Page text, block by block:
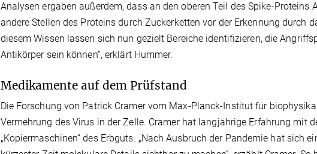
Analysen ergaben außerdem, dass an den oberen Teil des Spike-Proteins
andere Stellen des Proteins durch Zuckerketten vor der Erkennung durch
diesem Wissen lassen sich nun gezielt Bereiche identifizieren, die
Antikörper sein können“, erklärt Hummer.
Medikamente auf dem Prüfstand
Die Forschung von Patrick Cramer vom Max-Planck-Institut für
Vermehrung des Virus in der Zelle. Cramer hat langjährige Erfahrung mit
„Kopiermaschinen“ des Erbguts. „Nach Ausbruch der Pandemie hat sich